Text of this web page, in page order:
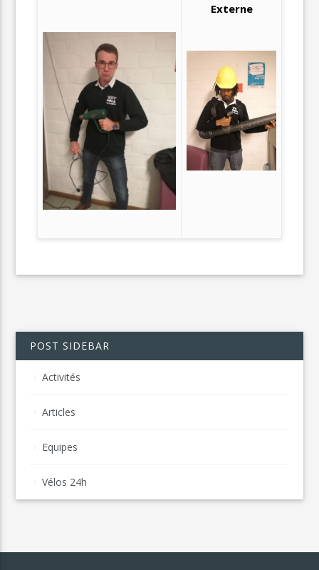
Externe
POST SIDEBAR
Activités
Articles
Equipes
Vélos 24h